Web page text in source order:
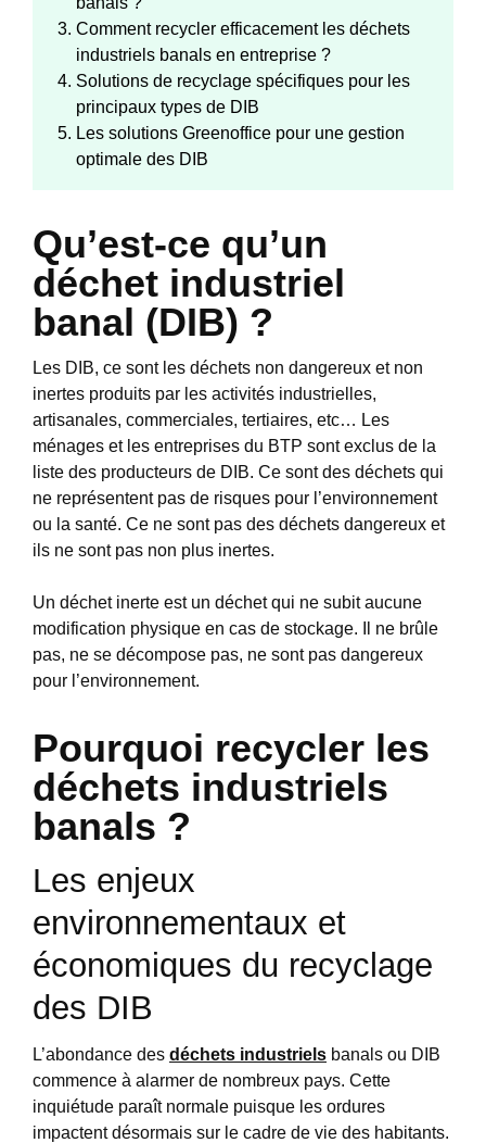
Comment recycler efficacement les déchets
industriels banals en entreprise ?
Solutions de recyclage spécifiques pour les
principaux types de DIB
Les solutions Greenoffice pour une gestion
optimale des DIB
Qu’est-ce qu’un
déchet industriel
banal (DIB) ?
Les DIB, ce sont les déchets non dangereux et non
inertes produits par les activités industrielles,
artisanales, commerciales, tertiaires, etc… Les
ménages et les entreprises du BTP sont exclus de la
liste des producteurs de DIB. Ce sont des déchets qui
ne représentent pas de risques pour l’environnement
ou la santé. Ce ne sont pas des déchets dangereux et
ils ne sont pas non plus inertes.
Un déchet inerte est un déchet qui ne subit aucune
modification physique en cas de stockage. Il ne brûle
pas, ne se décompose pas, ne sont pas dangereux
pour l’environnement.
Pourquoi recycler les
déchets industriels
banals ?
Les enjeux
environnementaux et
économiques du recyclage
des DIB
L’abondance des déchets industriels banals ou DIB
commence à alarmer de nombreux pays. Cette
inquiétude paraît normale puisque les ordures
impactent désormais sur le cadre de vie des habitants.